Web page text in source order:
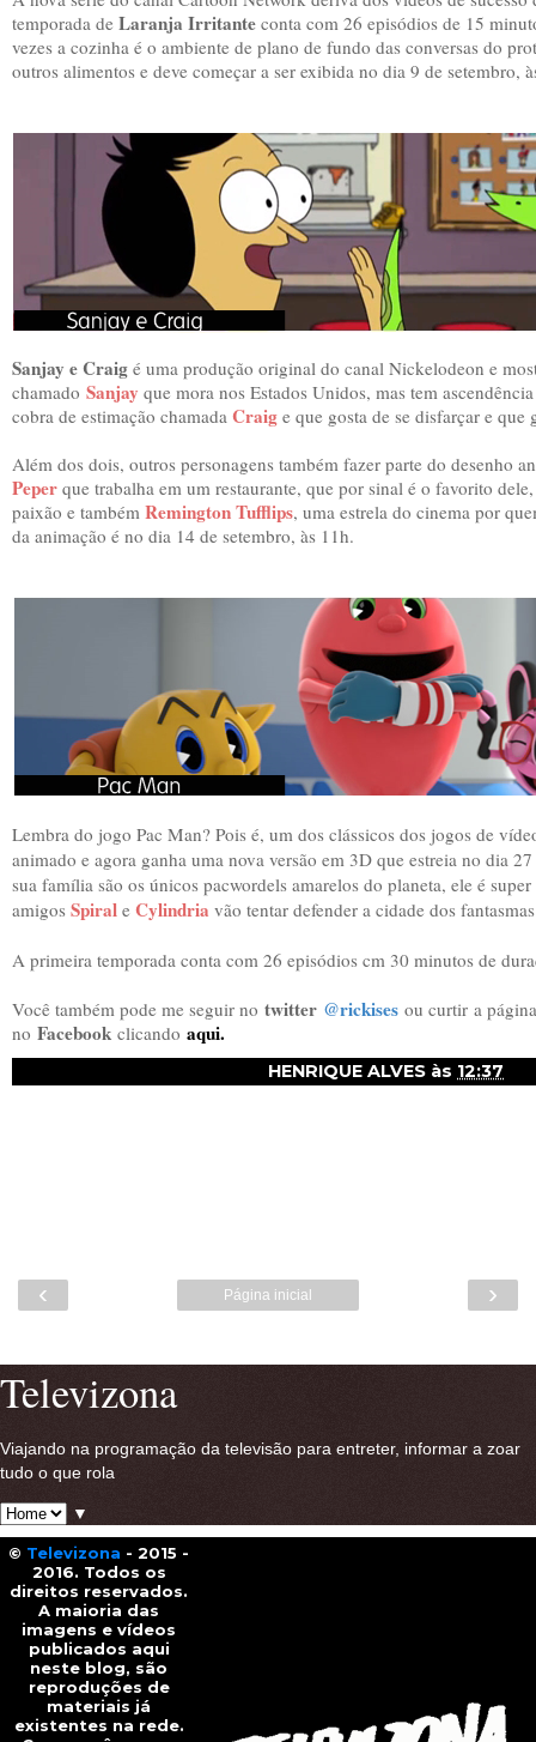
temporada de Laranja Irritante conta com 26 episódios de 15
vezes a cozinha é o ambiente de plano de fundo das conversas do
outros alimentos e deve começar a ser exibida no dia 9 de setembro,
Sanjay e Craig é uma produção original do canal Nickelodeon e
chamado Sanjay que mora nos Estados Unidos, mas tem
cobra de estimação chamada Craig e que gosta de se disfarçar e que
Além dos dois, outros personagens também fazer parte do desenho
Peper que trabalha em um restaurante, que por sinal é o favorito
paixão e também Remington Tufflips, uma estrela do cinema por
da animação é no dia 14 de setembro, às 11h.
Lembra do jogo Pac Man? Pois é, um dos clássicos dos jogos de
animado e agora ganha uma nova versão em 3D que estreia no dia
sua família são os únicos pacwordels amarelos do planeta, ele é
amigos Spiral e Cylindria vão tentar defender a cidade dos
A primeira temporada conta com 26 episódios cm 30 minutos de
Você também pode me seguir no twitter @rickises ou curtir a
no Facebook clicando aqui.
HENRIQUE ALVES às 12:37
‹ ›
Página inicial
Televizona
Viajando na programação da televisão para entreter, informar a zoar
tudo o que rola
▼
© Televizona - 2015 -
2016. Todos os
direitos reservados.
A maioria das
imagens e vídeos
publicados aqui
neste blog, são
reproduções de
materiais já
existentes na rede.